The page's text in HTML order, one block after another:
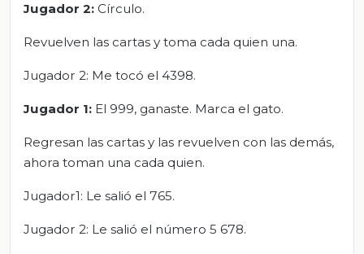
Jugador 2: Círculo.
Revuelven las cartas y toma cada quien una.
Jugador 2: Me tocó el 4398.
Jugador 1: El 999, ganaste. Marca el gato.
Regresan las cartas y las revuelven con las demás,
ahora toman una cada quien.
Jugador1: Le salió el 765.
Jugador 2: Le salió el número 5 678.